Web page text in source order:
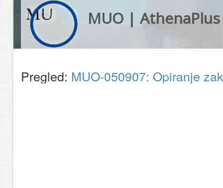
MUO | AthenaPlus
Pregled: MUO-050907: Opiranje